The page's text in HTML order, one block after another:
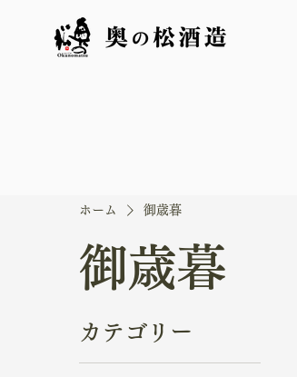
ホーム 御歳暮
御歳暮
カテゴリー